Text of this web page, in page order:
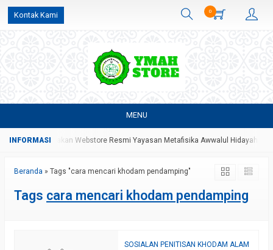
Kontak Kami 0
MENU
Yang Merupakan Webstore Resmi Yayasan Metafisika Awwalul Hidayah
Beranda » Tags "cara mencari khodam pendamping"
Tags cara mencari khodam pendamping
SOSIALAN PENITISAN KHODAM ALAM